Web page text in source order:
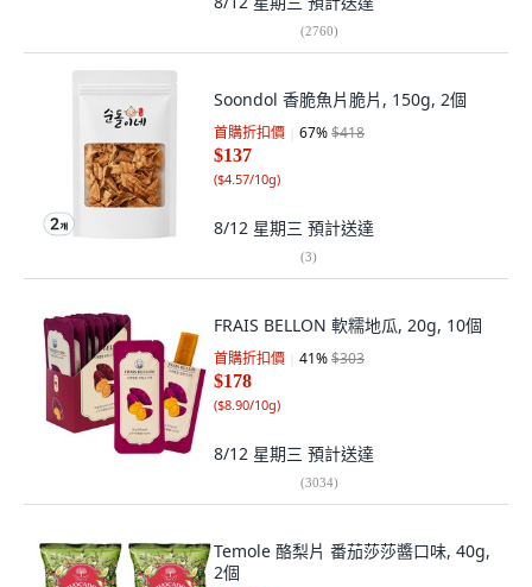
(2760)
Soondol 香脆魚片脆片, 150g, 2個
首購折扣價 67%$418
$137
($4.57/10g)
8/12 星期三 預計送達
(3)
FRAIS BELLON 軟糯地瓜, 20g, 10個
首購折扣價 41%$303
$178
($8.90/10g)
8/12 星期三 預計送達
(3034)
Temole 酪梨片 番茄莎莎醬口味, 40g,
2個